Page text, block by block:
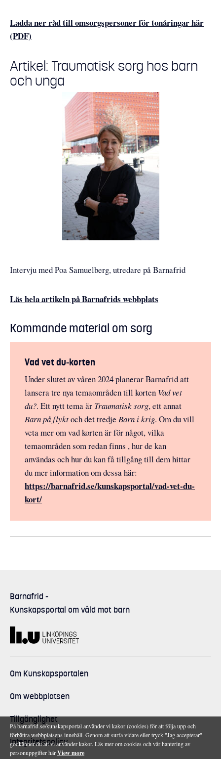
Ladda ner råd till omsorgspersoner för tonåringar här
(PDF)
Artikel: Traumatisk sorg hos barn
och unga
Intervju med Poa Samuelberg, utredare på Barnafrid
Läs hela artikeln på Barnafrids webbplats
Kommande material om sorg
Vad vet du-korten
Under slutet av våren 2024 planerar Barnafrid att
lansera tre nya temaområden till korten Vad vet
du?. Ett nytt tema är Traumatisk sorg, ett annat
Barn på flyktoch det tredje Barn i krig. Om du vill
veta mer om vad korten är för något, vilka
temaområden som redan finns , hur de kan
användas och hur du kan få tillgång till dem hittar
du mer information om dessa här:
https://barnafrid.se/kunskapsportal/vad-vet-du-
kort/
Barnafrid -
Kunskapsportal om våld mot barn
Om Kunskapsportalen
Om webbplatsen
Tillgänglighet
Integritetspolicy
På barnafrid.se/kunskapsportal använder vi kakor (cookies) för att följa upp och
förbättra webbplatsens innehåll. Genom att surfa vidare eller tryck "Jag accepterar"
godkänner du att vi använder kakor. Läs mer om cookies och vår hantering av
personuppgifter härView more